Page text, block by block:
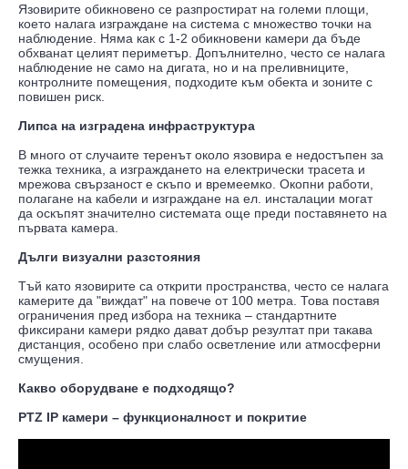
Язовирите обикновено се разпростират на големи площи,
което налага изграждане на система с множество точки на
наблюдение. Няма как с 1-2 обикновени камери да бъде
обхванат целият периметър. Допълнително, често се налага
наблюдение не само на дигата, но и на преливниците,
контролните помещения, подходите към обекта и зоните с
повишен риск.
Липса на изградена инфраструктура
В много от случаите теренът около язовира е недостъпен за
тежка техника, а изграждането на електрически трасета и
мрежова свързаност е скъпо и времеемко. Окопни работи,
полагане на кабели и изграждане на ел. инсталации могат
да оскъпят значително системата още преди поставянето на
първата камера.
Дълги визуални разстояния
Тъй като язовирите са открити пространства, често се налага
камерите да "виждат" на повече от 100 метра. Това поставя
ограничения пред избора на техника – стандартните
фиксирани камери рядко дават добър резултат при такава
дистанция, особено при слабо осветление или атмосферни
смущения.
Какво оборудване е подходящо?
PTZ IP камери – функционалност и покритие